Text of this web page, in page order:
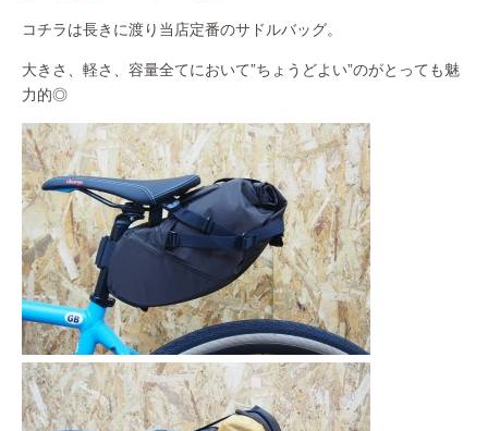
コチラは長きに渡り当店定番のサドルバッグ。
大きさ、軽さ、容量全てにおいて”ちょうどよい”のがとっても魅
力的◎